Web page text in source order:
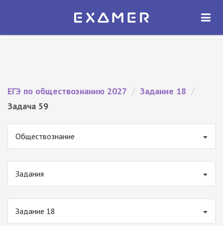
Экзамер — ЕГЭ 2027
ОТКРЫТЬ
ЕГЭ по обществознанию 2027 / Задание 18 /
Задача 59
Обществознание
Задания
Задание 18